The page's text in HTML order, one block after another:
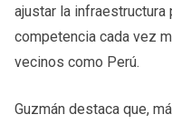
ajustar la infraestructura
competencia cada vez
vecinos como Perú.
Guzmán destaca que,